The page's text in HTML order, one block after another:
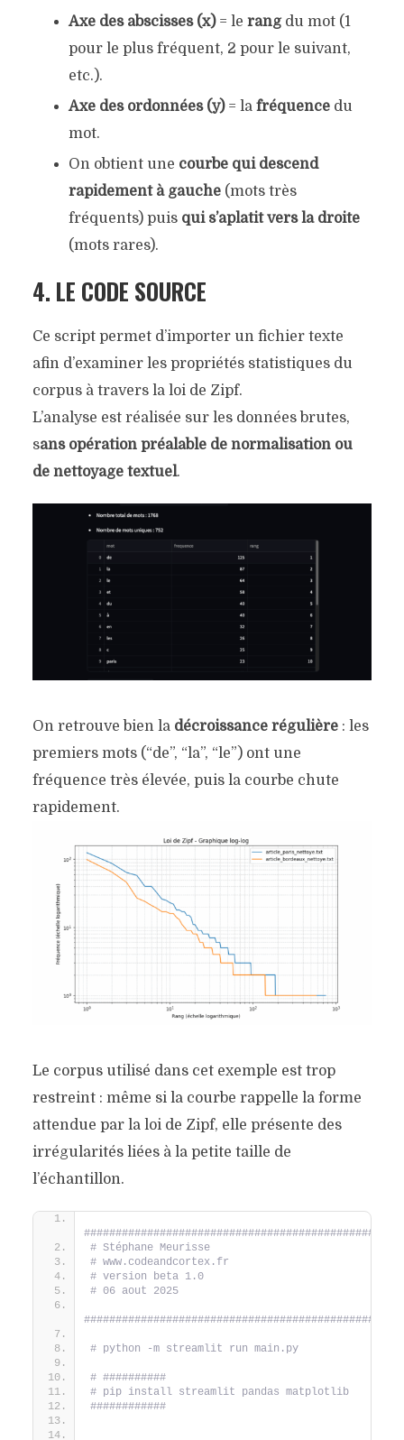
Axe des abscisses (x)= le rangdu mot (1
pour le plus fréquent, 2 pour le suivant,
etc.).
Axe des ordonnées (y)= la fréquencedu
mot.
On obtient une courbe qui descend
rapidement à gauche(mots très
fréquents) puis qui s’aplatit vers la droite
(mots rares).
4. LE CODE SOURCE
Ce script permet d’importer un fichier texte
afin d’examiner les propriétés statistiques du
corpus à travers la loi de Zipf.
L’analyse est réalisée sur les données brutes,
sans opération préalable de normalisation ou
de nettoyage textuel.
On retrouve bien la décroissance régulière: les
premiers mots (“de”, “la”, “le”) ont une
fréquence très élevée, puis la courbe chute
rapidement.
Le corpus utilisé dans cet exemple est trop
restreint : même si la courbe rappelle la forme
attendue par la loi de Zipf, elle présente des
irrégularités liées à la petite taille de
l’échantillon.
################################################
# Stéphane Meurisse
# www.codeandcortex.fr
# version beta 1.0
# 06 aout 2025
################################################
# python -m streamlit run main.py
# ##########
# pip install streamlit pandas matplotlib
############